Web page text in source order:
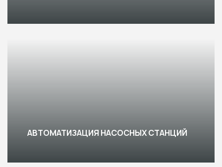
АВТОМАТИЗАЦИЯ НАСОСНЫХ СТАНЦИЙ